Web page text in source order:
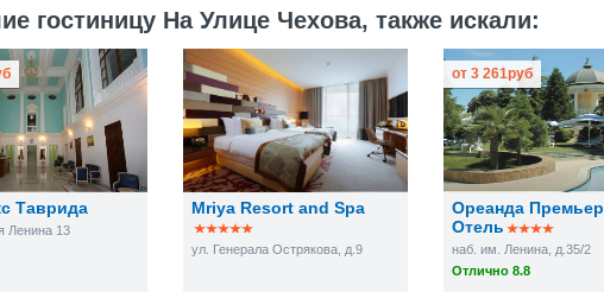
гостиницу На Улице Чехова, также искали:
Таврида
Ленина 13
Mriya Resort and Spa
ул. Генерала Острякова, д.9
Ореанда Премьер
Отель
наб. им. Ленина, д.35/2
Отлично 8.8
от3 261руб